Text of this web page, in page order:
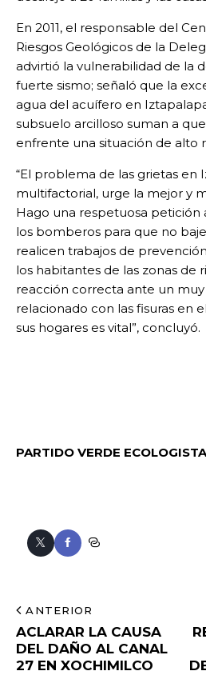
En 2011, el responsable del
Riesgos Geológicos de la
advirtió la vulnerabilidad de la
fuerte sismo; señaló que la
agua del acuífero en
subsuelo arcilloso suman a
enfrente una situación de alto
“El problema de las grietas en
multifactorial, urge la mejor y
Hago una respetuosa petición
los bomberos para que no
realicen trabajos de
los habitantes de las zonas de
reacción correcta ante un
relacionado con las fisuras en
sus hogares es vital”, concluyó.
PARTIDO VERDE
ANTERIOR
ACLARAR LA CAUSA
DEL DAÑO AL CANAL
27 EN XOCHIMILCO